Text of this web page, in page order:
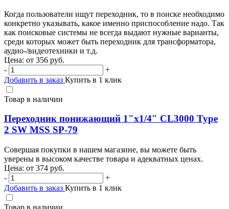
Когда пользователи ищут переходник, то в поиске необходимо
конкретно указывать, какое именно приспособление надо. Так
как поисковые системы не всегда выдают нужные варианты,
среди которых может быть переходник для трансформатора,
аудио-/видеотехники и т.д.
Цена: от 356 руб.
-
+
Добавить в заказ Купить в 1 клик
Товар в наличии
Переходник понижающий 1"х1/4" CL3000 Type
2 SW MSS SP-79
Совершая покупки в нашем магазине, вы можете быть
уверены в высоком качестве товара и адекватных ценах.
Цена: от 374 руб.
-
+
Добавить в заказ Купить в 1 клик
Товар в наличии